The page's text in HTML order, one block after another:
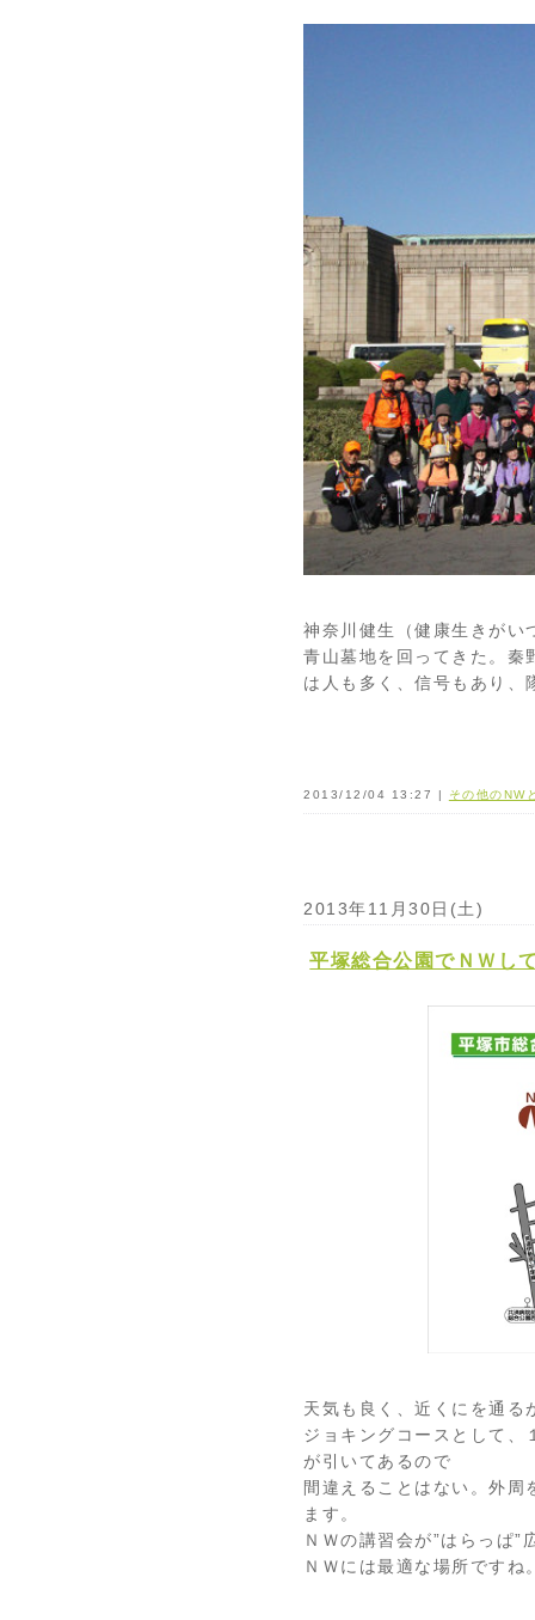
神奈川健生（健康生きがい
青山墓地を回ってきた。秦
は人も多く、信号もあり、
2013/12/04 13:27 | その他のNW
2013年11月30日(土)
平塚総合公園でＮＷし
天気も良く、近くにを通る
ジョキングコースとして、
が引いてあるので
間違えることはない。外
ます。
ＮＷの講習会が”はらっぱ
ＮＷには最適な場所ですね